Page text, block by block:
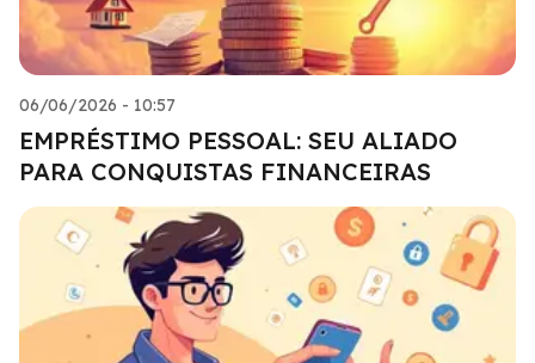
06/06/2026 - 10:57
EMPRÉSTIMO PESSOAL: SEU ALIADO
PARA CONQUISTAS FINANCEIRAS